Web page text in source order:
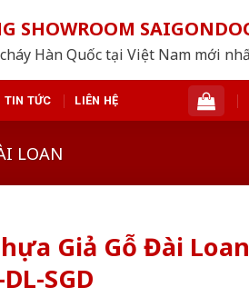
SHOWROOM
Hàn Quốc tại Việt Nam mới
TIN TỨC LIÊN HỆ
LOAN
Giả Gỗ Đài Loan
SGD